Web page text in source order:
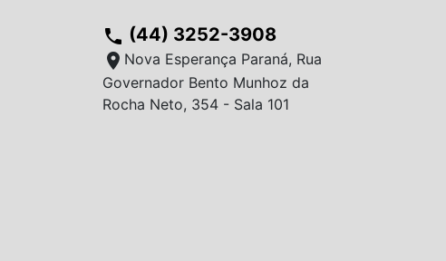
phone (44) 3252-3908
location_on Nova Esperança Paraná, Rua
Governador Bento Munhoz da
Rocha Neto, 354 - Sala 101